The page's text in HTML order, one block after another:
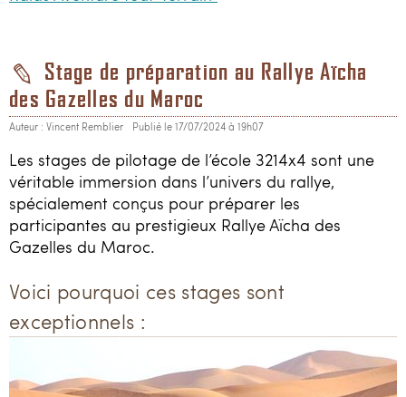
Stage de préparation au Rallye Aïcha
des Gazelles du Maroc
Auteur : Vincent Remblier Publié le 17/07/2024 à 19h07
Les stages de pilotage de l’école 3214x4 sont une
véritable immersion dans l’univers du rallye,
spécialement conçus pour préparer les
participantes au prestigieux Rallye Aïcha des
Gazelles du Maroc.
Voici pourquoi ces stages sont
exceptionnels :